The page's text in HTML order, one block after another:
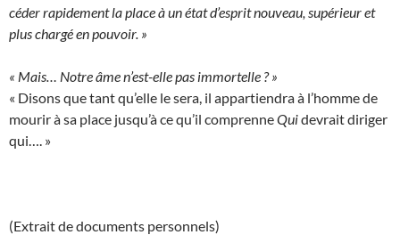
céder rapidement la place à un état d’esprit nouveau, supérieur et
plus chargé en pouvoir. »
« Mais… Notre âme n’est-elle pas immortelle ? »
« Disons que tant qu’elle le sera, il appartiendra à l’homme de
mourir à sa place jusqu’à ce qu’il comprenneQuidevrait diriger
qui…. »
(Extrait de documents personnels)